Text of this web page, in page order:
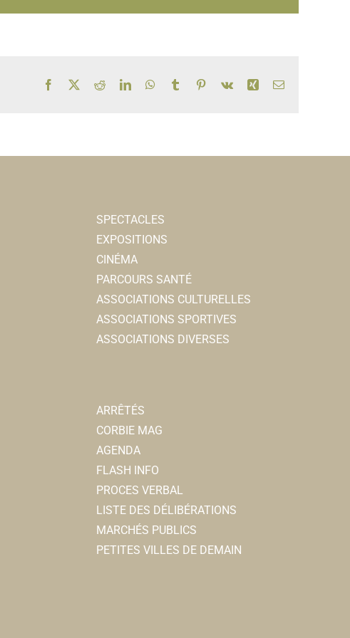
Facebook RedditLinkedInWhatsApp
Tumblr Pinterest
Vk Xing Email
SPECTACLES
EXPOSITIONS
CINÉMA
PARCOURS SANTÉ
ASSOCIATIONS CULTURELLES
ASSOCIATIONS SPORTIVES
ASSOCIATIONS DIVERSES
ARRÊTÉS
CORBIE MAG
AGENDA
FLASH INFO
PROCES VERBAL
LISTE DES DÉLIBÉRATIONS
MARCHÉS PUBLICS
PETITES VILLES DE DEMAIN